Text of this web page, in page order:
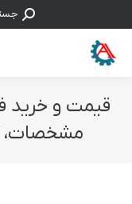
جستجو:
قیمت و خرید
مشخصات،